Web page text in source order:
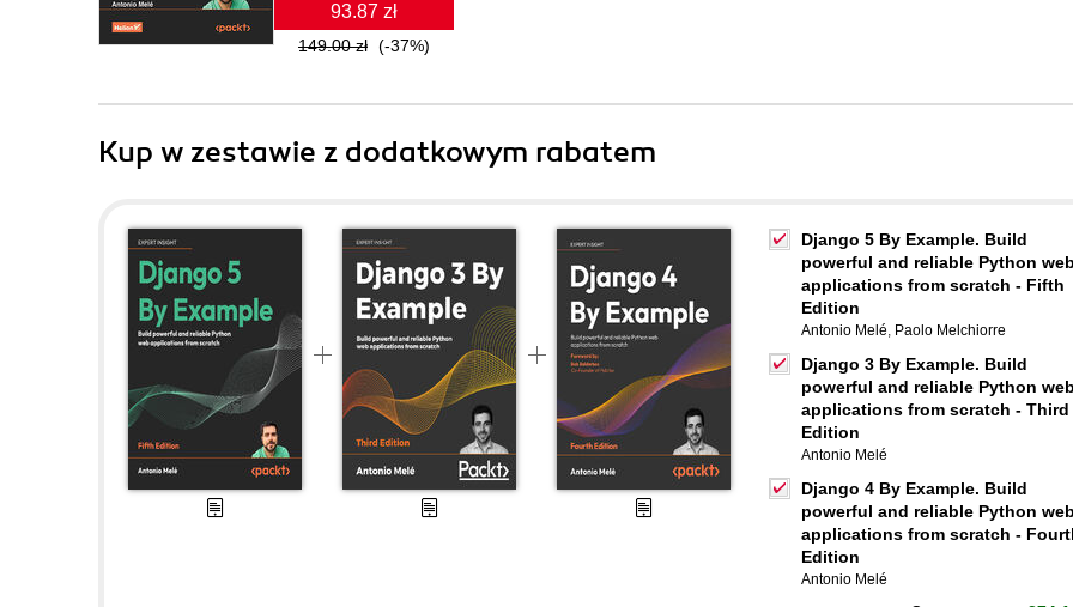
93.87 zł
149.00 zł (-37%)
Kup w zestawie z dodatkowym rabatem
Django 5 By Example. Build
powerful and reliable Python web
applications from scratch - Fifth
Edition
Antonio Melé, Paolo Melchiorre
Django 3 By Example. Build
powerful and reliable Python web
applications from scratch - Third
Edition
Antonio Melé
Django 4 By Example. Build
powerful and reliable Python web
applications from scratch -
Edition
Antonio Melé